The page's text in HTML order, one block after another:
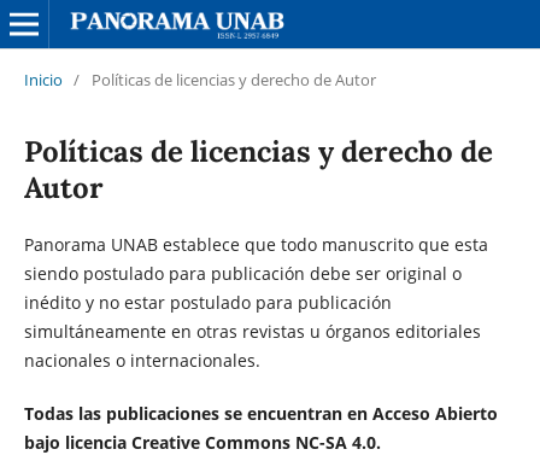
Inicio / Políticas de licencias y derecho de Autor
Políticas de licencias y derecho de
Autor
Panorama UNAB establece que todo manuscrito que esta
siendo postulado para publicación debe ser original o
inédito y no estar postulado para publicación
simultáneamente en otras revistas u órganos editoriales
nacionales o internacionales.
Todas las publicaciones se encuentran en Acceso Abierto
bajo licencia Creative Commons NC-SA 4.0.